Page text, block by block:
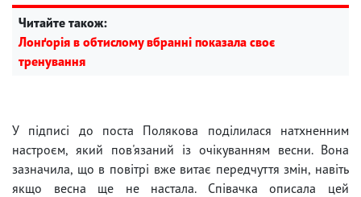
Читайте також:
Лонґорія в обтислому вбранні показала своє
тренування
У підписі до поста Полякова поділилася натхненним
настроєм, який пов'язаний із очікуванням весни. Вона
зазначила, що в повітрі вже витає передчуття змін, навіть
якщо весна ще не настала. Співачка описала цей